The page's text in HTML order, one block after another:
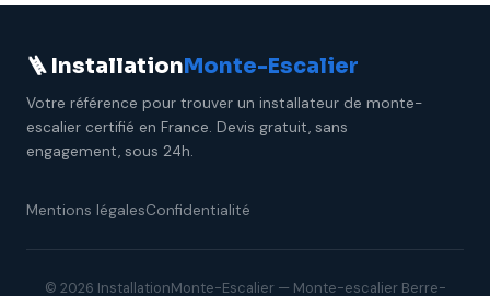
🪜 InstallationMonte-Escalier
Votre référence pour trouver un installateur de monte-
escalier certifié en France. Devis gratuit, sans
engagement, sous 24h.
Mentions légalesConfidentialité
© 2026 InstallationMonte-Escalier — Monte-escalier Berre-